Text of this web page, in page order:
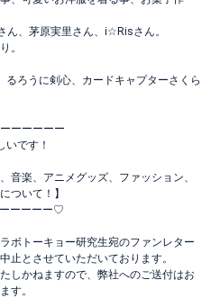
ん、茅原実里さん、i☆Risさん。
。
ろうに剣心、カードキャプターさくら
ーーーーー
です！
音楽、アニメグッズ、ファッション、
ついて！】
ーーーー♡
ボトーキョー研究生宛のファンレター
止とさせていただいております。
しかねますので、弊社へのご送付はお
す。